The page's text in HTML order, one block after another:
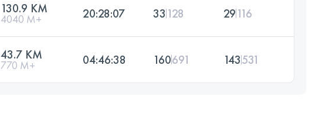
130.9 KM
4040 M+ 20:28:07 33 128 29116
43.7 KM
770 M+ 04:46:38 160691 143531